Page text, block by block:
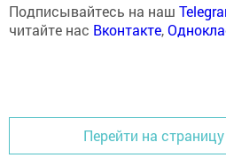
Подписывайтесь на наш
читайте нас Вконтакте,
Перейти на